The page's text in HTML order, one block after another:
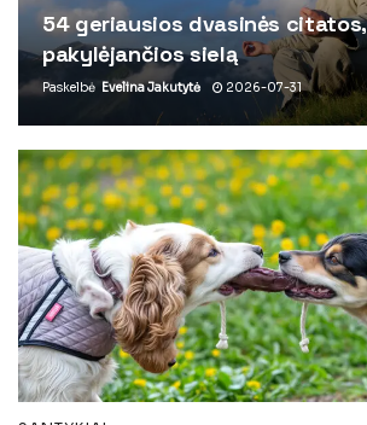
54 geriausios dvasinės citatos,
pakylėjančios sielą
Paskelbė Evelina Jakutytė 2026-07-31